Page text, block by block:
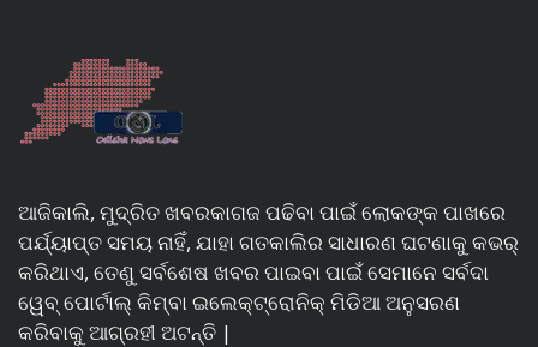
ଆଜିକାଲି, ମୁଦ୍ରିତ ଖବରକାଗଜ ପଢିବା ପାଇଁ ଲୋକଙ୍କ ପାଖରେ
ପର୍ଯ୍ୟାପ୍ତ ସମୟ ନାହିଁ, ଯାହା ଗତକାଲିର ସାଧାରଣ ଘଟଣାକୁ କଭର୍
କରିଥାଏ, ତେଣୁ ସର୍ବଶେଷ ଖବର ପାଇବା ପାଇଁ ସେମାନେ ସର୍ବଦା
ୱେବ୍ ପୋର୍ଟାଲ୍ କିମ୍ବା ଇଲେକ୍ଟ୍ରୋନିକ୍ ମିଡିଆ ଅନୁସରଣ
କରିବାକୁ ଆଗ୍ରହୀ ଅଟନ୍ତି |